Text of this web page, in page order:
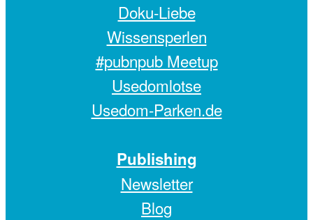
Doku-Liebe
Wissensperlen
#pubnpub Meetup
Usedomlotse
Usedom-Parken.de
Publishing
Newsletter
Blog